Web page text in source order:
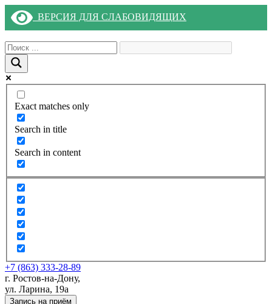
ВЕРСИЯ ДЛЯ СЛАБОВИДЯЩИХ
Exact matches only
Search in title
Search in content
+7 (863) 333-28-89
г. Ростов-на-Дону,
ул. Ларина, 19а
Запись на приём